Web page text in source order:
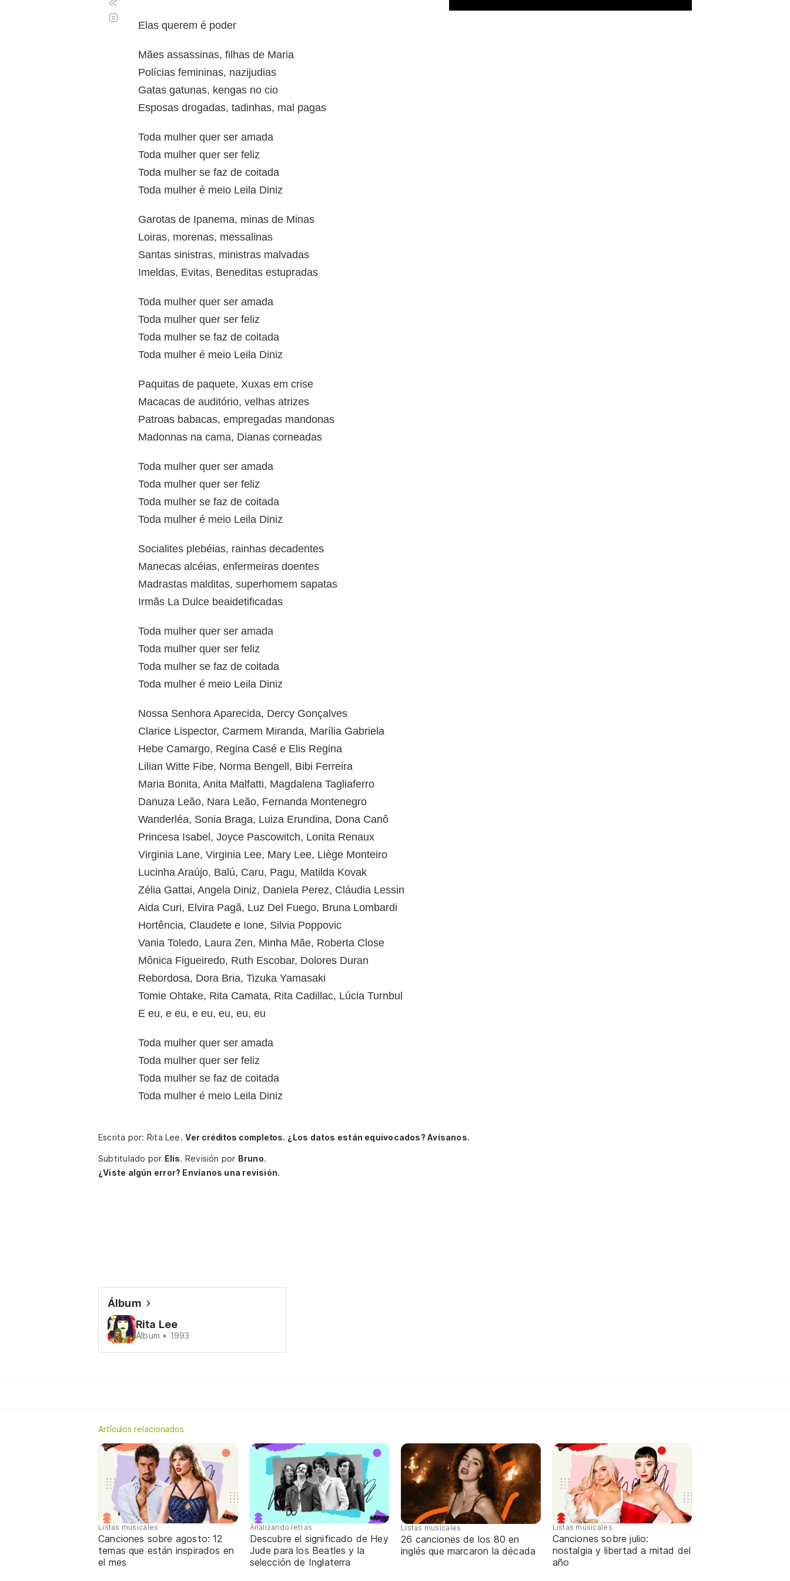
Elas querem é poder
Mães assassinas, filhas de Maria
Polícias femininas, nazijudias
Gatas gatunas, kengas no cio
Esposas drogadas, tadinhas, mal pagas
Toda mulher quer ser amada
Toda mulher quer ser feliz
Toda mulher se faz de coitada
Toda mulher é meio Leila Diniz
Garotas de Ipanema, minas de Minas
Loiras, morenas, messalinas
Santas sinistras, ministras malvadas
Imeldas, Evitas, Beneditas estupradas
Toda mulher quer ser amada
Toda mulher quer ser feliz
Toda mulher se faz de coitada
Toda mulher é meio Leila Diniz
Paquitas de paquete, Xuxas em crise
Macacas de auditório, velhas atrizes
Patroas babacas, empregadas mandonas
Madonnas na cama, Dianas corneadas
Toda mulher quer ser amada
Toda mulher quer ser feliz
Toda mulher se faz de coitada
Toda mulher é meio Leila Diniz
Socialites plebéias, rainhas decadentes
Manecas alcéias, enfermeiras doentes
Madrastas malditas, superhomem sapatas
Irmãs La Dulce beaidetificadas
Toda mulher quer ser amada
Toda mulher quer ser feliz
Toda mulher se faz de coitada
Toda mulher é meio Leila Diniz
Nossa Senhora Aparecida, Dercy Gonçalves
Clarice Lispector, Carmem Miranda, Marília Gabriela
Hebe Camargo, Regina Casé e Elis Regina
Lilian Witte Fibe, Norma Bengell, Bibi Ferreira
Maria Bonita, Anita Malfatti, Magdalena Tagliaferro
Danuza Leão, Nara Leão, Fernanda Montenegro
Wanderléa, Sonia Braga, Luiza Erundina, Dona Canô
Princesa Isabel, Joyce Pascowitch, Lonita Renaux
Virginia Lane, Virginia Lee, Mary Lee, Liège Monteiro
Lucinha Araújo, Balú, Caru, Pagu, Matilda Kovak
Zélia Gattai, Angela Diniz, Daniela Perez, Cláudia Lessin
Aida Curi, Elvira Pagã, Luz Del Fuego, Bruna Lombardi
Hortência, Claudete e Ione, Silvia Poppovic
Vania Toledo, Laura Zen, Minha Mãe, Roberta Close
Mônica Figueiredo, Ruth Escobar, Dolores Duran
Rebordosa, Dora Bria, Tizuka Yamasaki
Tomie Ohtake, Rita Camata, Rita Cadillac, Lúcia Turnbul
E eu, e eu, e eu, eu, eu, eu
Toda mulher quer ser amada
Toda mulher quer ser feliz
Toda mulher se faz de coitada
Toda mulher é meio Leila Diniz
automático
Escrita por: Rita Lee.Ver créditos completos. ¿Los datos están equivocados? Avísanos.
Subtitulado por Elis. Revisión por Bruno.
¿Viste algún error? Envíanos una revisión.
Álbum
Rita Lee
Álbum • 1993
Artículos relacionados
Listas musicales
Canciones sobre agosto: 12
temas que están inspirados en
el mes
Analizando letras
Descubre el significado de Hey
Jude para los Beatles y la
selección de Inglaterra
Listas musicales
26 canciones de los 80 en
inglés que marcaron la década
Listas musicales
Canciones sobre julio:
nostalgia y libertad a mitad del
año